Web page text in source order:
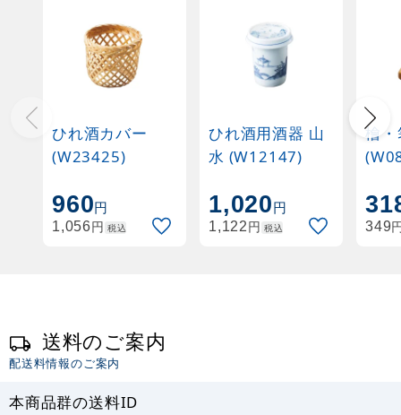
ひれ酒カバー
(W23425)
960円
1,056円 税込
ひれ酒用酒器 山
水 (W12147)
1,020円
1,122円 税込
檜
349
送料のご案内
配送料情報のご案内
本商品群の送料ID